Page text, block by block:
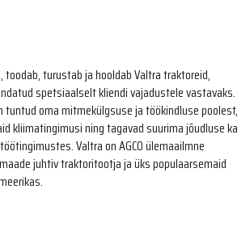
toodab, turustab ja hooldab Valtra traktoreid,
spetsiaalselt kliendi vajadustele vastavaks.
tuntud oma mitmekülgsuse ja töökindluse poolest,
kliimatingimusi ning tagavad suurima jõudluse ka
Valtra on AGCO ülemaailmne
juhtiv traktoritootja ja üks populaarsemaid